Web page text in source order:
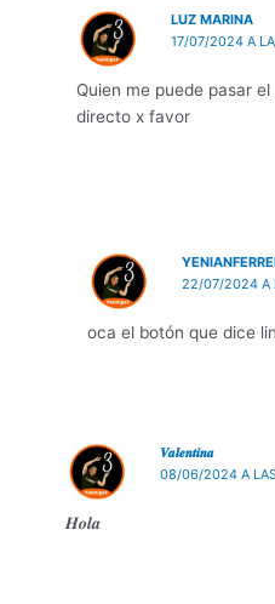
LUZ MARINA
17/07/2024 A
Quien me puede pasar
directo x favor
22/07/2024 A
oca el botón que dice
𝑽𝒂𝒍𝒆𝒏𝒕𝒊𝒏𝒂
08/06/2024 A
𝑯𝒐𝒍𝒂